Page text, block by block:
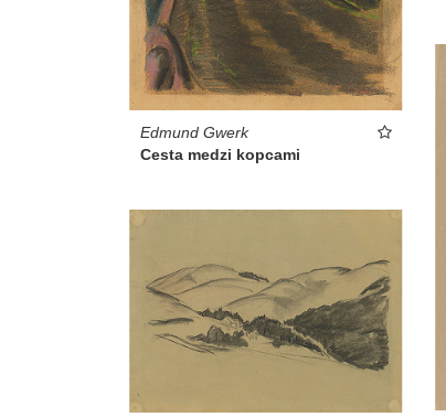
Edmund Gwerk
Cesta medzi kopcami